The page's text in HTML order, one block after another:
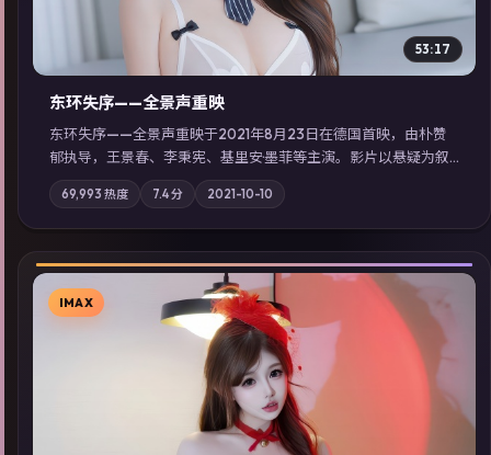
53:17
东环失序——全景声重映
东环失序——全景声重映于2021年8月23日在德国首映，由朴赞
郁执导，王景春、李秉宪、基里安·墨菲等主演。影片以悬疑为叙
事主轴，科技与人性的边界在实验事故后逐渐模糊；摄影与配乐
强化地域气质；站内亦可通过「国产免费观看高清电视剧在线
看」延展检索同类型高分佳作，畅享高清在线追剧体验。
69,993 热度 7.4分 2021-10-10
▶
IMAX